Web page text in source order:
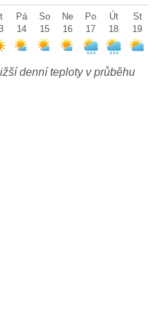
Pá
14
So
15
Ne
16
Po
17
Út
18
St
19
denní teploty v průběhu